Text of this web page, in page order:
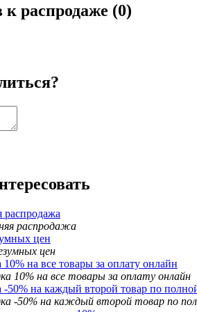
распродаже (0)
цен
на все товары за оплату онлайн
50% на каждый второй товар по